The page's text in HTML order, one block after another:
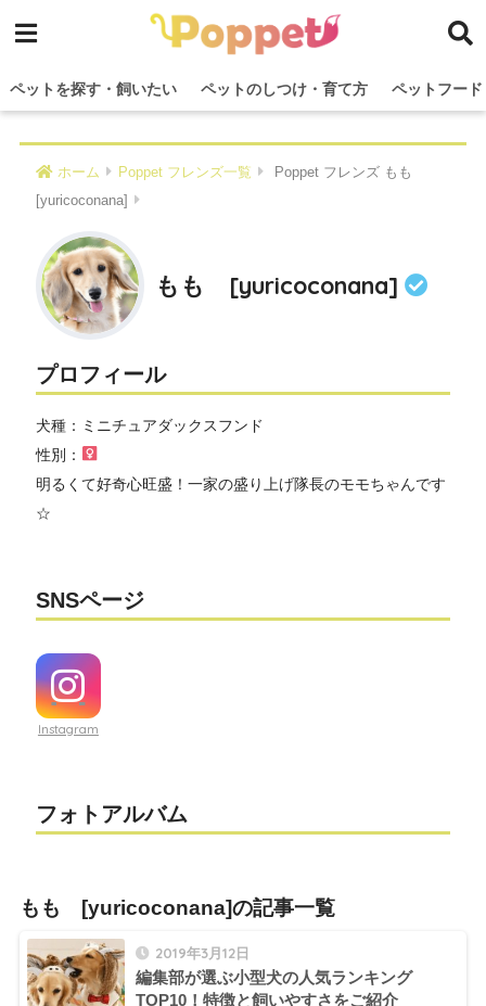
ペットを探す・飼いたい ペットのしつけ・育て方 ペットフー
ホーム Poppet フレンズ一覧
Poppet フレンズ もも
[yuricoconana]
もも [yuricoconana]
プロフィール
犬種：ミニチュアダックスフンド
性別：
明るくて好奇心旺盛！一家の盛り上げ隊長のモモちゃんです
☆
SNSページ
Instagram
フォトアルバム
もも [yuricoconana]の記事一覧
2019年3月12日
編集部が選ぶ小型犬の人気ランキング
TOP10！特徴と飼いやすさをご紹介